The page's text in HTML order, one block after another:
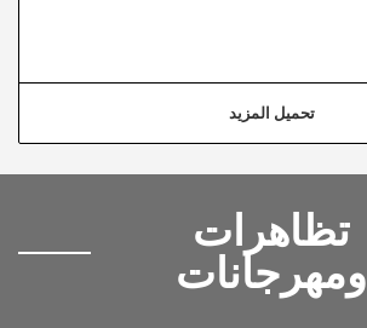
تحميل المزيد
تظاهرات
ومهرجانات